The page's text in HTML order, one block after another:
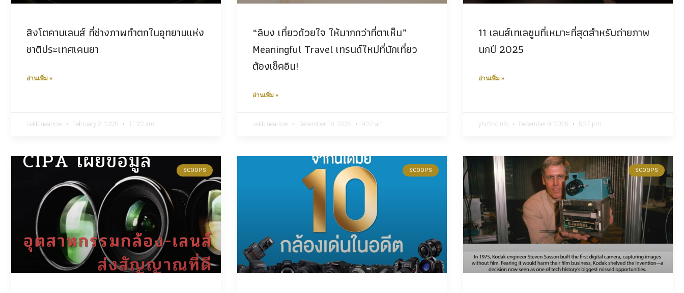
สิงโตคาบเลนส์ ที่ช่างภาพทำตกในอุทยานแห่ง
ชาติประเทศเคนยา
อ่านเพิ่ม »
Lekbluearrow February 2, 2026 11:22 am
“ลิบง เที่ยวด้วยใจ ให้มากกว่าที่ตาเห็น”
Meaningful Travel เทรนด์ใหม่ที่นักเที่ยว
ต้องเช็คอิน!
อ่านเพิ่ม »
Lekbluearrow December 18, 2025 9:37 am
11 เลนส์เทเลซูมที่เหมาะที่สุดสำหรับถ่ายภาพ
นกปี 2025
อ่านเพิ่ม »
yhofotoinfo December 9, 2025 5:37 pm
SCOOPS SCOOPS SCOOPS